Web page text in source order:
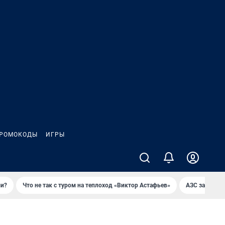
ИГРЫ
Что не так с туром на теплоход «Виктор Астафьев» AЗС